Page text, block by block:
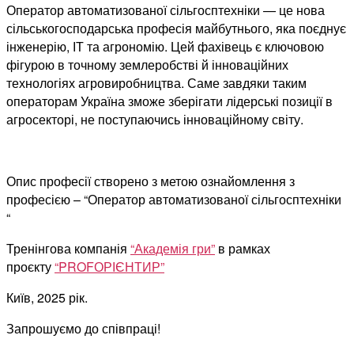
Оператор автоматизованої сільгосптехніки — це нова
сільськогосподарська професія майбутнього, яка поєднує
інженерію, ІТ та агрономію. Цей фахівець є ключовою
фігурою в точному землеробстві й інноваційних
технологіях агровиробництва. Саме завдяки таким
операторам Україна зможе зберігати лідерські позиції в
агросекторі, не поступаючись інноваційному світу.
Опис професії створено з метою ознайомлення з
професією – “Оператор автоматизованої сільгосптехніки
“
Тренінгова компанія “Академія гри” в рамках
проєкту“PROFОРІЄНТИР”
Київ, 2025 рік.
Запрошуємо до співпраці!